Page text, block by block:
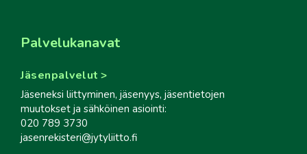
Palvelukanavat
Jäsenpalvelut
Jäseneksi liittyminen, jäsenyys, jäsentietojen
muutokset ja sähköinen asiointi:
020 789 3730
jasenrekisteri@jytyliitto.fi